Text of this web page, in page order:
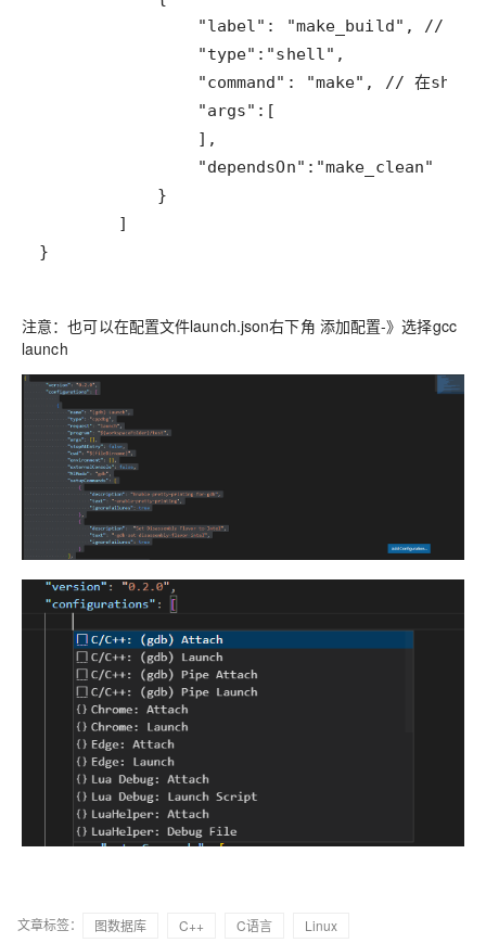
}
注意：也可以在配置文件launch.json右下角 添加配置-》选择gcc
launch
文章标签： 图数据库 C++ C语言
Linux